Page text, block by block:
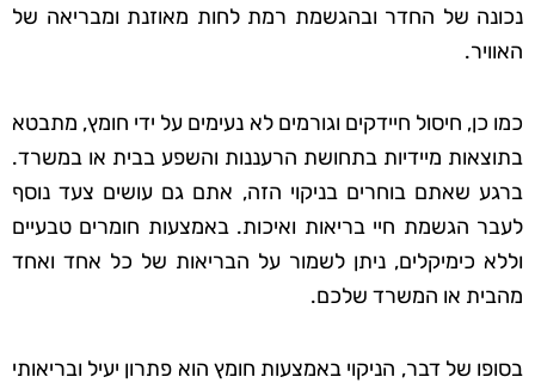
נכונה של החדר ובהגשמת רמת לחות מאוזנת ומבריאה של
האוויר.
כמו כן, חיסול חיידקים וגורמים לא נעימים על ידי חומץ, מתבטא
בתוצאות מיידיות בתחושת הרעננות והשפע בבית או במשרד.
ברגע שאתם בוחרים בניקוי הזה, אתם גם עושים צעד נוסף
לעבר הגשמת חיי בריאות ואיכות. באמצעות חומרים טבעיים
וללא כימיקלים, ניתן לשמור על הבריאות של כל אחד ואחד
מהבית או המשרד שלכם.
בסופו של דבר, הניקוי באמצעות חומץ הוא פתרון יעיל ובריאותי